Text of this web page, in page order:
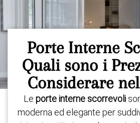
Porte Interne
Quali sono i
Considerare
Le porte interne scorrevoli
moderna ed elegante per